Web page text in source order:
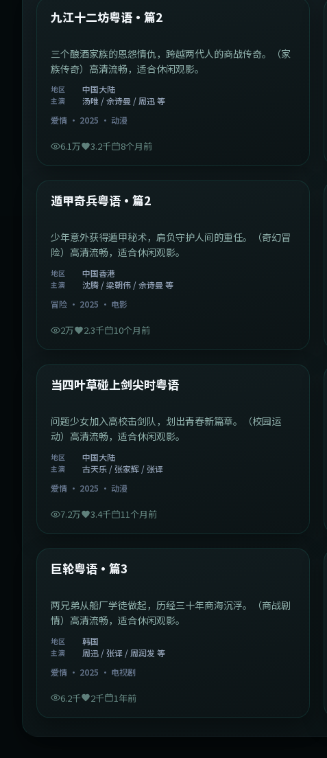
最新
九江十二坊粤语·篇2
三个酿酒家族的恩怨情仇，跨越两代人的商战传奇。（家
族传奇）高清流畅，适合休闲观影。
地区 中国大陆
主演
汤唯 / 佘诗曼 / 周迅 等
爱情 · 2025 · 动漫
6.1万 3.2千 8个月前
最新
中国香港 1:10:21
遁甲奇兵粤语·篇2
少年意外获得遁甲秘术，肩负守护人间的重任。（奇幻冒
险）高清流畅，适合休闲观影。
地区 中国香港
主演
沈腾 / 梁朝伟 / 佘诗曼 等
冒险 · 2025 · 电影
2万 2.3千 10个月前
最新
中国大陆 1:23:05
当四叶草碰上剑尖时粤语
问题少女加入高校击剑队，划出青春新篇章。（校园运
动）高清流畅，适合休闲观影。
地区 中国大陆
主演
古天乐 / 张家辉 / 张译
爱情 · 2025 · 动漫
7.2万 3.4千 11个月前
最新
韩国
巨轮粤语·篇3
两兄弟从船厂学徒做起，历经三十年商海沉浮。（商战剧
情）高清流畅，适合休闲观影。
地区 韩国
主演
周迅 / 张译 / 周润发 等
爱情 · 2025 · 电视剧
6.2千 2千 1年前